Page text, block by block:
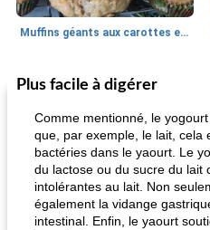
Muffins géants aux carottes et à la banane de Nif
30
Marques de confiance: recettes et
Plus facile à digérer
Comme mentionné, le
que, par exemple, le lait, cela
bactéries dans le yaourt. Le
du lactose ou du sucre du lait
intolérantes au lait. Non
également la vidange
intestinal. Enfin, le yaourt